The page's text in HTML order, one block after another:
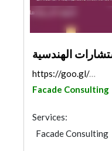
الهندسية
https://goo.gl/maps/D2Si2NQhA1w7dgaU6
Facade Consulting
Services:
Facade Consulting